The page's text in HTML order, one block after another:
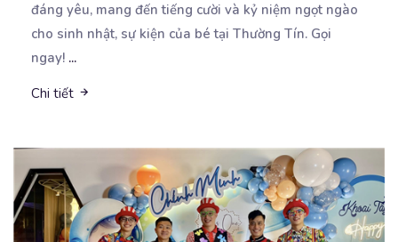
đáng yêu, mang đến tiếng cười và kỷ niệm ngọt ngào
cho sinh nhật, sự kiện của bé tại Thường Tín. Gọi
ngay! ...
Chi tiết